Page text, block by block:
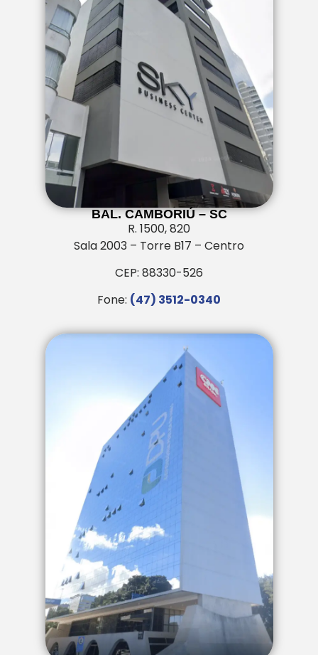
BAL. CAMBORIÚ – SC
R. 1500, 820
Sala 2003 – Torre B17 – Centro
CEP: 88330-526
Fone: (47) 3512-0340